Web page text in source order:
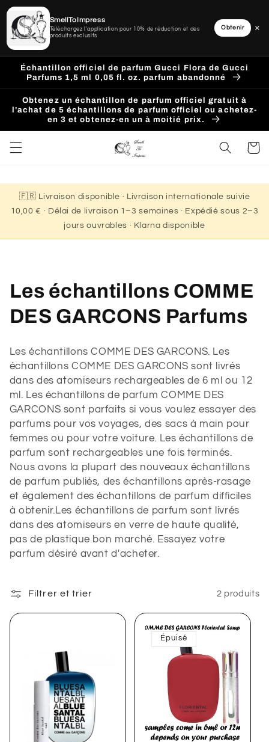
Ignorer
passer
au
Échantillon officiel de parfum Gucci Flora de Gucci
Parfums 1,5 ml 0,05 fl. oz. parfum abandonné
Obtenez un échantillon de parfum officiel gratuit à
l'achat de 5 échantillons de parfum officiel ou achetez-
en 3 et obtenez-en un à moitié prix.
Panier
🇫🇷 Livraison disponible · Livraison internationale suivie
10,00 € · Délai de livraison 1–3 semaines · Expédié sous 2–3
jours ouvrables · Klarna disponible
C
o
l
e
c
t
i
o
n
:
Les échantillons COMME
DES GARCONS Parfums
Les échantillons COMME DES GARCONS. Les
échantillons COMME DES GARCONS sont livrés
dans des atomiseurs rechargeables de 6 ml ou 12
ml . Les échantillons de parfum COMME DES
GARCONS sont parfaits si vous voulez essayer des
parfums pour vos voyages, des sacs à main pour
femmes ou pour votre voiture. Les échantillons de
parfum sont rechargeables une fois terminés.
Nous avons la plupart des nouveaux échantillons
de parfum publiés, des échantillons après-rasage
et également des échantillons de parfum difficiles
à obtenir.Les échantillons de parfum sont livrés
dans des atomiseurs en verre de haute qualité,
pas de plastique bon marché. Essayez votre
parfum désiré avant d'acheter.
Filtrer et trier 2 produits
Épuisé
SmellToImpress
Téléchargez l'application pour 10% de réduction et des
produits exclusifs
Obtenir ×